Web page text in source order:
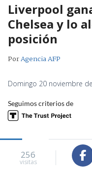
Liverpool
Chelsea y lo
posición
PorAgencia AFP
Domingo 20 noviembre
Seguimos criterios de
256
visitas